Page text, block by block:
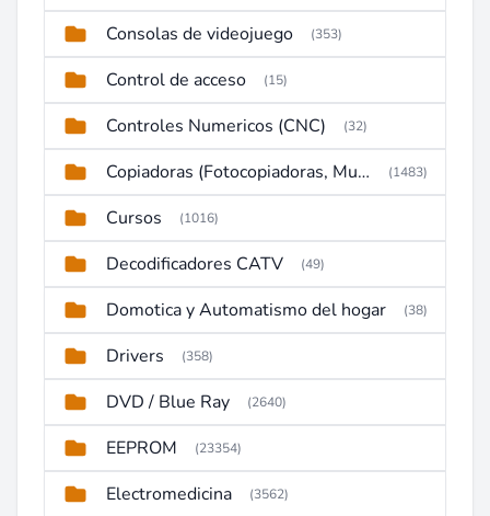
Consolas de videojuego (353)
Control de acceso (15)
Controles Numericos (CNC) (32)
Copiadoras (Fotocopiadoras, Multifunctions, Ploter, etc) (1483)
Cursos (1016)
Decodificadores CATV (49)
Domotica y Automatismo del hogar (38)
Drivers (358)
DVD / Blue Ray (2640)
EEPROM (23354)
Electromedicina (3562)